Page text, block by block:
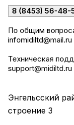
8 (8453) 56-48-
По общим
infomidiltd@mail.ru
Техническая
support@midiltd.ru
Энгельсский
строение 3